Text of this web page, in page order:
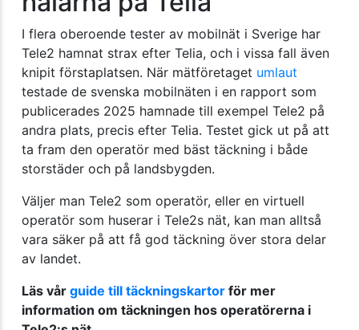
I flera oberoende tester av mobilnät i Sverige har
Tele2 hamnat strax efter Telia, och i vissa fall även
knipit förstaplatsen. När mätföretaget umlaut
testade de svenska mobilnäten i en rapport som
publicerades 2025 hamnade till exempel Tele2 på
andra plats, precis efter Telia. Testet gick ut på att
ta fram den operatör med bäst täckning i både
storstäder och på landsbygden.
Väljer man Tele2 som operatör, eller en virtuell
operatör som huserar i Tele2s nät, kan man alltså
vara säker på att få god täckning över stora delar
av landet.
Läs vår guide till täckningskartorför mer
information om täckningen hos operatörerna i